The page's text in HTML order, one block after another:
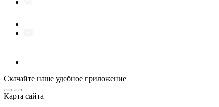
Скачайте наше удобное приложение
Карта сайта